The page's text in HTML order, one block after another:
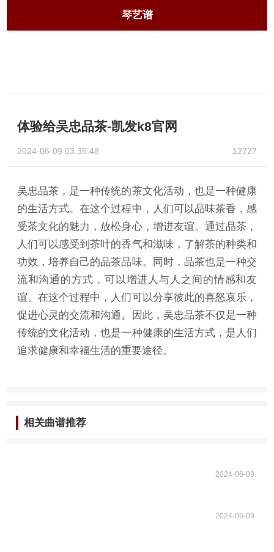
琴艺谱
体验给吴忠品茶-凯发k8官网
2024-06-09 03:35:48 12727
吴忠品茶，是一种传统的茶文化活动，也是一种健康
的生活方式。在这个过程中，人们可以品味茶香，感
受茶文化的魅力，放松身心，增进友谊。通过品茶，
人们可以感受到茶叶的香气和滋味，了解茶的种类和
功效，培养自己的品茶品味。同时，品茶也是一种交
流和沟通的方式，可以增进人与人之间的情感和友
谊。在这个过程中，人们可以分享彼此的喜怒哀乐，
促进心灵的交流和沟通。因此，吴忠品茶不仅是一种
传统的文化活动，也是一种健康的生活方式，是人们
追求健康和幸福生活的重要途径。
相关曲谱推荐
2024-06-09
2024-06-09